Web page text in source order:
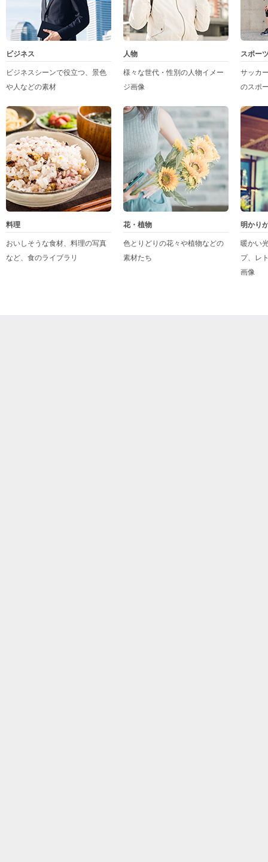
ビジネス
ビジネスシーンで役立つ、景色
や人などの素材
人物
様々な世代・性別の人物イメー
ジ画像
スポー
サッカ
のスポ
料理
おいしそうな食材、料理の写真
など、食のライブラリ
花・植物
色とりどりの花々や植物などの
素材たち
明かり
暖かい
プ、レ
画像